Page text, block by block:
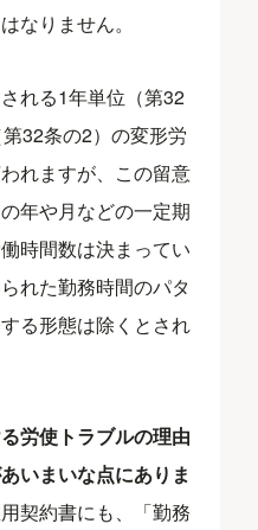
なりません。
れる1年単位（第32
32条の2）の変形労
れますが、この留意
年や月などの一定期
時間数は決まってい
れた勤務時間のパタ
る形態は除くとされ
労使トラブルの理由
いまいな点にありま
契約書にも、「勤務